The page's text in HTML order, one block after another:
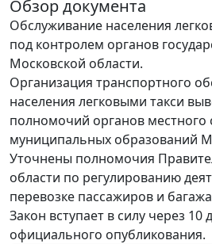
Обзор документа
Обслуживание населения
под контролем органов
Московской области.
Организация транспортного
населения легковыми такси
полномочий органов местного
муниципальных образований
Уточнены полномочия
области по регулированию
перевозке пассажиров и
Закон вступает в силу через 10
официального опубликования.